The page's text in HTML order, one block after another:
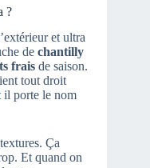
?
et ultra
de chantilly
frais de saison.
tout droit
il porte le nom
Ça
Et quand on